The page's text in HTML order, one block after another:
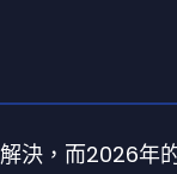
決，而2026年